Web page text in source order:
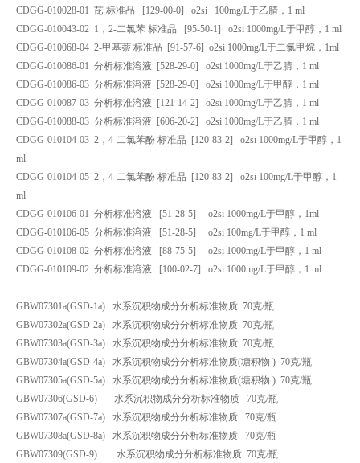
CDGG-010028-01 芘 标准品 [129-00-0] o2si 100mg/L于乙腈，1 ml
CDGG-010043-02 1，2-二氯苯 标准品 [95-50-1] o2si 1000mg/L于甲醇，1 ml
CDGG-010068-04 2-甲基萘 标准品 [91-57-6] o2si 1000mg/L于二氯甲烷，1ml
CDGG-010086-01 分析标准溶液 [528-29-0] o2si 1000mg/L于乙腈，1 ml
CDGG-010086-03 分析标准溶液 [528-29-0] o2si 1000mg/L于甲醇，1 ml
CDGG-010087-03 分析标准溶液 [121-14-2] o2si 1000mg/L于乙腈，1 ml
CDGG-010088-03 分析标准溶液 [606-20-2] o2si 1000mg/L于乙腈，1 ml
CDGG-010104-03 2，4-二氯苯酚 标准品 [120-83-2] o2si 1000mg/L于甲醇，1
ml
CDGG-010104-05 2，4-二氯苯酚 标准品 [120-83-2] o2si 100mg/L于甲醇，1
ml
CDGG-010106-01 分析标准溶液 [51-28-5] o2si 1000mg/L于甲醇，1ml
CDGG-010106-05 分析标准溶液 [51-28-5] o2si 100mg/L于甲醇，1 ml
CDGG-010108-02 分析标准溶液 [88-75-5] o2si 1000mg/L于甲醇，1 ml
CDGG-010109-02 分析标准溶液 [100-02-7] o2si 1000mg/L于甲醇，1 ml
GBW07301a(GSD-1a) 水系沉积物成分分析标准物质 70克/瓶
GBW07302a(GSD-2a) 水系沉积物成分分析标准物质 70克/瓶
GBW07303a(GSD-3a) 水系沉积物成分分析标准物质 70克/瓶
GBW07304a(GSD-4a) 水系沉积物成分分析标准物质(塘积物 ) 70克/瓶
GBW07305a(GSD-5a) 水系沉积物成分分析标准物质(塘积物 ) 70克/瓶
GBW07306(GSD-6) 水系沉积物成分分析标准物质 70克/瓶
GBW07307a(GSD-7a) 水系沉积物成分分析标准物质 70克/瓶
GBW07308a(GSD-8a) 水系沉积物成分分析标准物质 70克/瓶
GBW07309(GSD-9) 水系沉积物成分分析标准物质 70克/瓶